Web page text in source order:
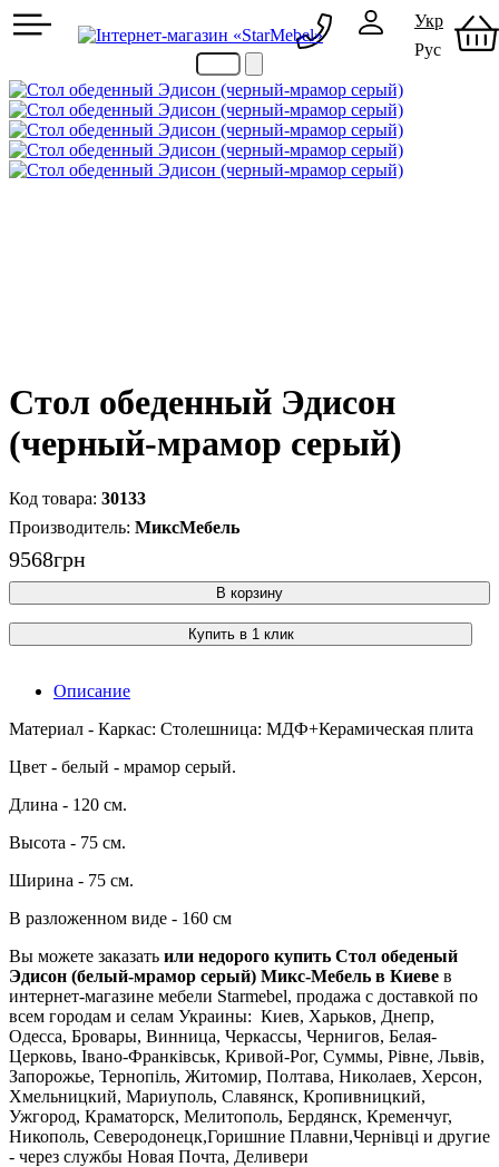
Стол обеденный Эдисон
(черный-мрамор серый)
30133
МиксМебель
9568грн
В корзину
Купить в 1 клик
Описание
Материал - Каркас: Столешница: МДФ+Керамическая плита
Цвет - белый - мрамор серый.
Длина - 120 см.
Высота - 75 см.
Ширина - 75 см.
В разложенном виде - 160 см
Вы можете заказать или недорого купить Стол обеденый
Эдисон (белый-мрамор серый) Микс-Мебель в Киеве в
интернет-магазине мебели Starmebel, продажа с доставкой по
всем городам и селам Украины: Киев, Харьков, Днепр,
Одесса, Бровары, Винница, Черкассы, Чернигов, Белая-
Церковь, Івано-Франківськ, Кривой-Рог, Суммы, Рівне, Львів,
Запорожье, Тернопіль, Житомир, Полтава, Николаев, Херсон,
Хмельницкий, Мариуполь, Славянск, Кропивницкий,
Ужгород, Краматорск, Мелитополь, Бердянск, Кременчуг,
Никополь, Северодонецк,Горишние Плавни,Чернівці и другие
- через службы Новая Почта, Деливери
097 489-08-00
050 386-44-73
Укр
Рус